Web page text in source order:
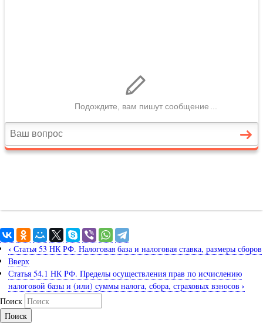
‹ Статья 53 НК РФ. Налоговая база и налоговая ставка, размеры сборов
Вверх
Статья 54.1 НК РФ. Пределы осуществления прав по исчислению
налоговой базы и (или) суммы налога, сбора, страховых взносов ›
Поиск